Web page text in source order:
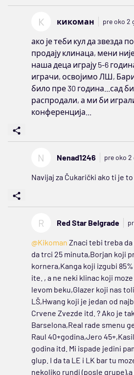
К кикоман pre oko 2
ако је теби кул да звезда
продају клинаца, мени
наша деца играју 5-6
играчи, освојимо ЛШ, Бари
било пре 30 година...сад
распродали, а ми би
конференција...
N Nenad1246 pre oko
Navijaj za Čukarički ako ti je
R Red Star Belgrade
@Kikoman Znaci tebi treba
da trci 25 minuta,Borjan koji
kornera,Kanga koji izgubi
ite. , a ne neki klinac koji
levom beku,Glazer koji nas
LŠ,Hwang koji je jedan od
Crvene Zvezde itd. ? Ako je
Barselona,Real rade smenu
Raul 40+godina,Jero
godina itd. Mi ispade jedini
glup. I da ta LE i LK bar tu
nekoliko rundi (posle grupe),a